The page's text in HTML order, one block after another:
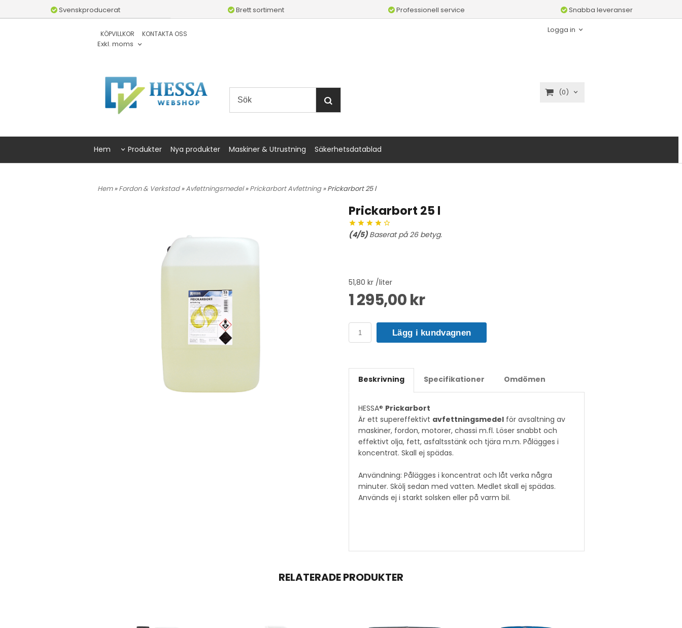
Svenskproducerat Brett sortiment Professionell service Snabba leveranser
KÖPVILLKOR KONTAKTA OSS
Exkl. moms
Logga in
(0)
Hem Produkter Nya produkter Maskiner & Utrustning Säkerhetsdatablad
Hem»Fordon & Verkstad»Avfettningsmedel»Prickarbort Avfettning» Prickarbort 25 l
Prickarbort 25 l
(4/5) Baserat på26betyg.
51,80 kr /liter
1 295,00 kr
Lägg i kundvagnen
Beskrivning Specifikationer Omdömen
HESSA® Prickarbort
Är ett supereffektivt avfettningsmedel för avsaltning av
maskiner, fordon, motorer, chassi m.fl. Löser snabbt och
effektivt olja, fett, asfaltsstänk och tjära m.m. Pålägges i
koncentrat. Skall ej spädas.
Användning: Pålägges i koncentrat och låt verka några
minuter. Skölj sedan med vatten. Medlet skall ej spädas.
Används ej i starkt solsken eller på varm bil.
RELATERADE PRODUKTER